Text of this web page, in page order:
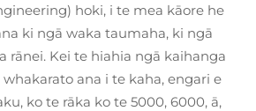
hoki, i te mea kāore he
ki ngā waka taumaha, ki ngā
rānei. Kei te hiahia ngā kaihanga
ana i te kaha, engari e
ko te rāka ko te 5000, 6000, ā,